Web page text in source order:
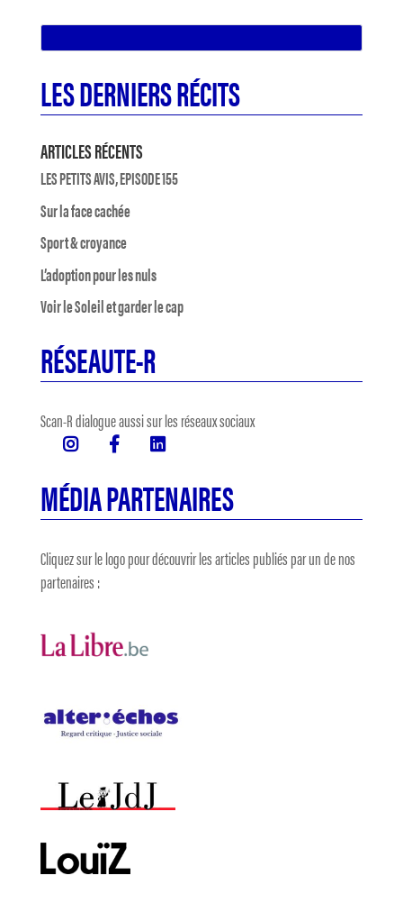
LES DERNIERS RÉCITS
ARTICLES RÉCENTS
LES PETITS AVIS, EPISODE 155
Sur la face cachée
Sport & croyance
L’adoption pour les nuls
Voir le Soleil et garder le cap
RÉSEAUTE-R
Scan-R dialogue aussi sur les réseaux sociaux
MÉDIA PARTENAIRES
Cliquez sur le logo pour découvrir les articles publiés par un de nos
partenaires :